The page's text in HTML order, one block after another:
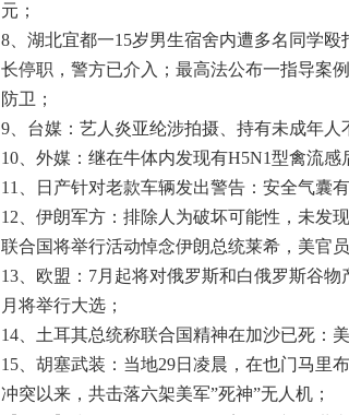
元；
8、湖北宜都一15岁男生宿舍内遭多名同学
长停职，警方已介入；最高法公布一指导案
防卫；
9、台媒：艺人炎亚纶涉拍摄、持有未成年人
10、外媒：继在牛体内发现有H5N1型禽流感
11、日产针对老款车辆发出警告：安全气囊
12、伊朗军方：排除人为破坏可能性，未发
联合国将举行活动悼念伊朗总统莱希，美官员
13、欧盟：7月起将对俄罗斯和白俄罗斯谷
月将举行大选；
14、土耳其总统称联合国精神在加沙已死：
15、胡塞武装：当地29日凌晨，在也门马里
冲突以来，共击落六架美军”死神”无人机；